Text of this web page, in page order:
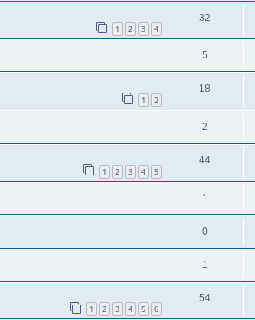
1 2 3 4
32
5
1 2
18
2
1 2 3 4 5
44
1
0
1
1 2 3 4 5 6
54